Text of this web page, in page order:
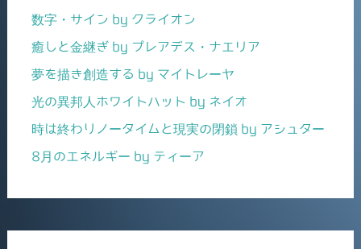
数字・サイン by クライオン
癒しと金継ぎ by プレアデス・ナエリア
夢を描き創造する by マイトレーヤ
光の異邦人ホワイトハット by ネイオ
時は終わりノータイムと現実の閉鎖 by アシュター
8月のエネルギー by ティーア